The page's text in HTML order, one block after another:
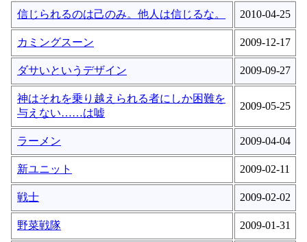
信じられるのは己のみ。他人は信じるな。 2010-04-25
カミングスーン 2009-12-17
ダサいというデザイン 2009-09-27
神はそれを乗り越えられる者にしか困難を
与えない……は嘘
2009-05-25
ラーメン 2009-04-04
新ユニット 2009-02-11
戦士 2009-02-02
野菜戦隊 2009-01-31